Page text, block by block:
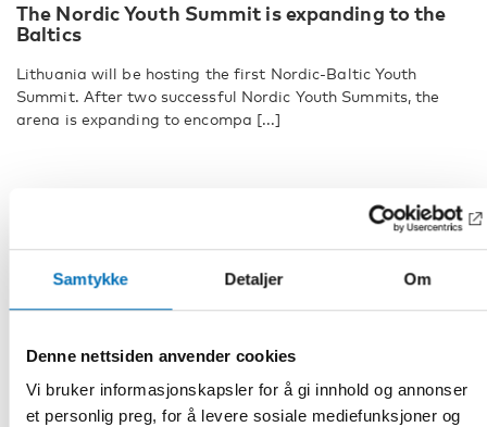
Samtykke Detaljer Om
Denne nettsiden anvender cookies
Vi bruker informasjonskapsler for å gi innhold og annonser
et personlig preg, for å levere sosiale mediefunksjoner og
The Nordic Youth Summit is expanding to the
Baltics
Lithuania will be hosting the first Nordic-Baltic Youth
Summit. After two successful Nordic Youth Summits, the
arena is expanding to encompa [...]